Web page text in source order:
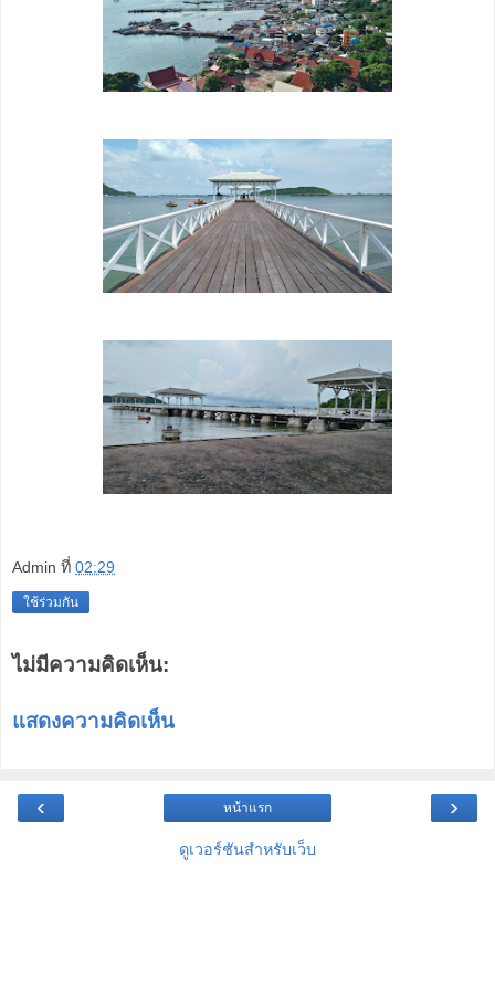
Admin ที่ 02:29
ใช้ร่วมกัน
ไม่มีความคิดเห็น:
แสดงความคิดเห็น
‹ ›
หน้าแรก
ดูเวอร์ชันสำหรับเว็บ